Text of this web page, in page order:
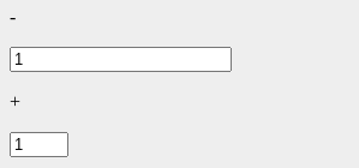
-
+